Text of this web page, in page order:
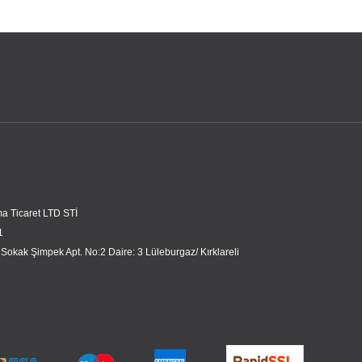
Ticaret LTD STİ
Şimpek Apt. No:2 Daire: 3 Lüleburgaz/ Kırklareli